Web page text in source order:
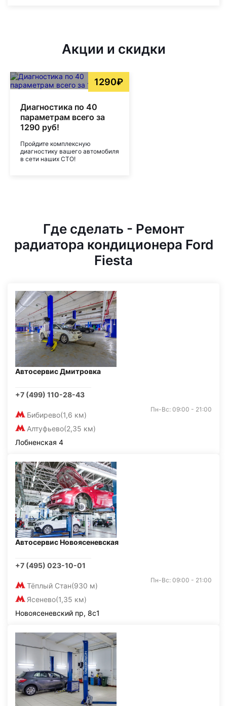
Акции и скидки
1290₽
Диагностика по 40
параметрам всего за
1290 руб!
Пройдите комплексную
диагностику вашего автомобиля
в сети наших СТО!
Где сделать - Ремонт
радиатора кондиционера Ford
Fiesta
Автосервис Дмитровка
+7 (499) 110-28-43
Бибирево(1,6 км)
Алтуфьево(2,35 км)
Пн-Вс: 09:00 - 21:00
Лобненская 4
Автосервис Новоясеневская
+7 (495) 023-10-01
Тёплый Стан(930 м)
Ясенево(1,35 км)
Пн-Вс: 09:00 - 21:00
Новоясеневский пр, 8с1